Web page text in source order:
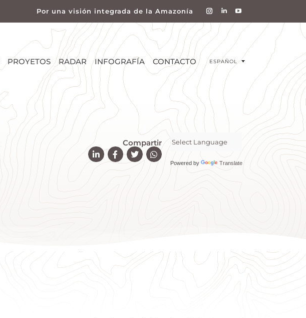
Por una visión integrada de la Amazonía
PROYETOS RADAR INFOGRAFÍA CONTACTO ESPAÑOL
Compartir
Powered by Translate